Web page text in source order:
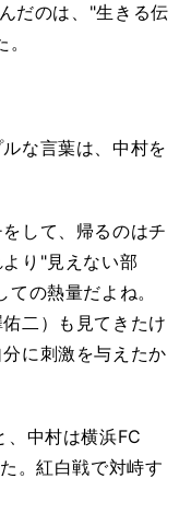
だのは、"生きる伝
な言葉は、中村を
して、帰るのはチ
り"見えない部
の熱量だよね。
二）も見てきたけ
に刺激を与えたか
中村は横浜FC
。紅白戦で対峙す